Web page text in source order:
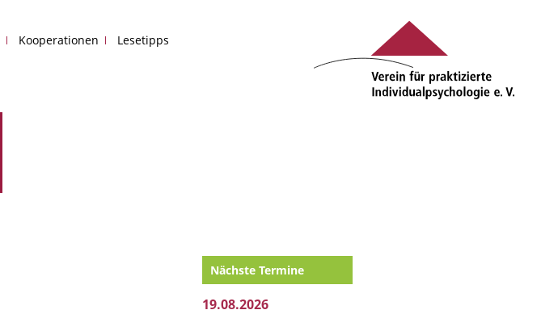
Kooperationen Lesetipps
Nächste Termine
19.08.2026